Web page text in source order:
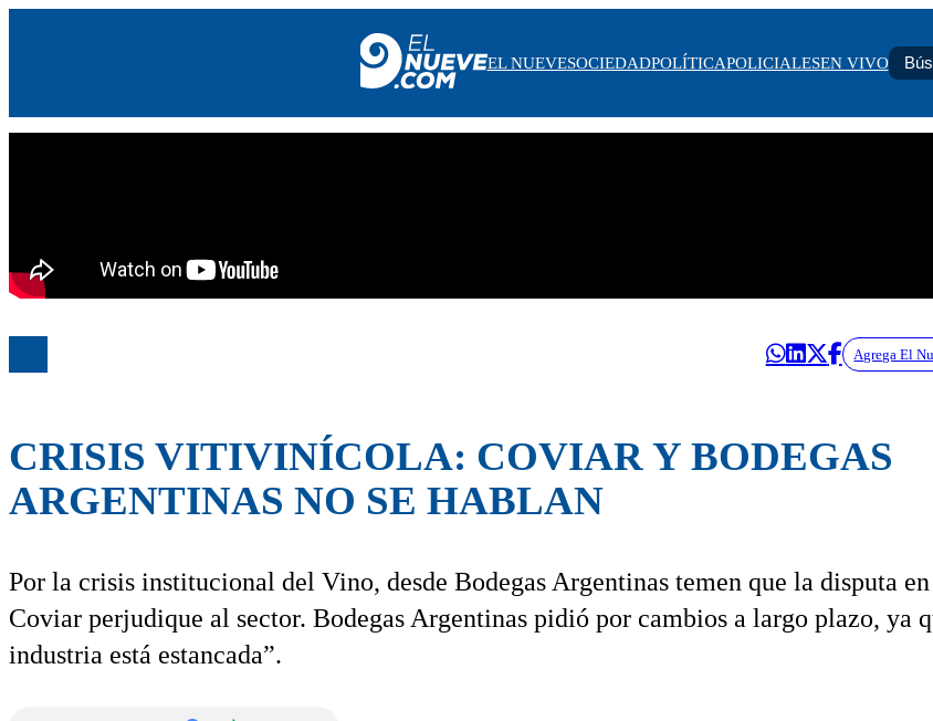
EN VIVO
EL NUEVESOCIEDADPOLÍTICAPOLICIALESEN VIVO
Agrega El
CRISIS VITIVINÍCOLA: COVIAR Y BODEGAS
ARGENTINAS NO SE HABLAN
Por la crisis institucional del Vino, desde Bodegas Argentinas temen que la disputa
Coviar perjudique al sector. Bodegas Argentinas pidió por cambios a largo plazo, ya
industria está estancada”.